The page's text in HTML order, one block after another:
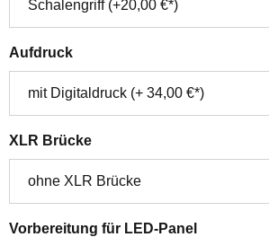
Aufdruckauswählen
XLR Brückeauswählen
Vorbereitung für LED-Panelauswählen